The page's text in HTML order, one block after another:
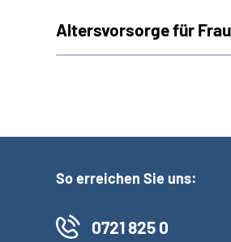
Altersvorsorge für
So erreichen Sie uns:
0721 825 0